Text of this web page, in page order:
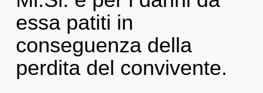
essa patiti in
conseguenza della
perdita del convivente.